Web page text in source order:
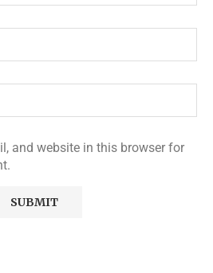
and website in this browser for